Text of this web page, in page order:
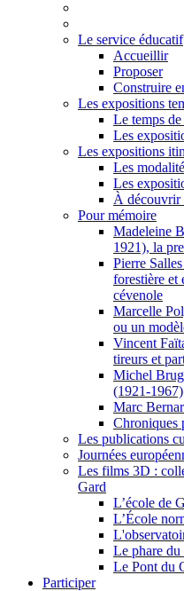
Le service éducatif
Accueillir
Proposer
Construire
Les expositions
Le temps
Les
Les expositions
Les
Les
À découvrir
Pour mémoire
Madeleine
1921), la
Pierre
forestière et
cévenole
Marcelle
ou un
Vincent
tireurs et
Michel
(1921-1967)
Marc
Chroniques
Les publications
Journées
Les films 3D :
Gard
L’école de
L’École
Le phare
Le Pont du
Participer